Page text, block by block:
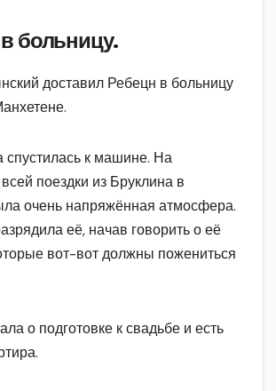
больницу.
доставил Ребецн в больницу
спустилась к машине. На
поездки из Бруклина в
очень напряжённая атмосфера.
её, начав говорить о её
вот-вот должны пожениться
о подготовке к свадьбе и есть